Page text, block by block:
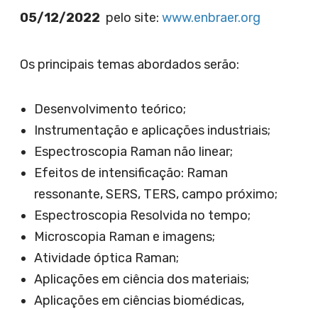
05/12/2022 pelo site: www.enbraer.org
Os principais temas abordados serão:
Desenvolvimento teórico;
Instrumentação e aplicações industriais;
Espectroscopia Raman não linear;
Efeitos de intensificação: Raman
ressonante, SERS, TERS, campo próximo;
Espectroscopia Resolvida no tempo;
Microscopia Raman e imagens;
Atividade óptica Raman;
Aplicações em ciência dos materiais;
Aplicações em ciências biomédicas,